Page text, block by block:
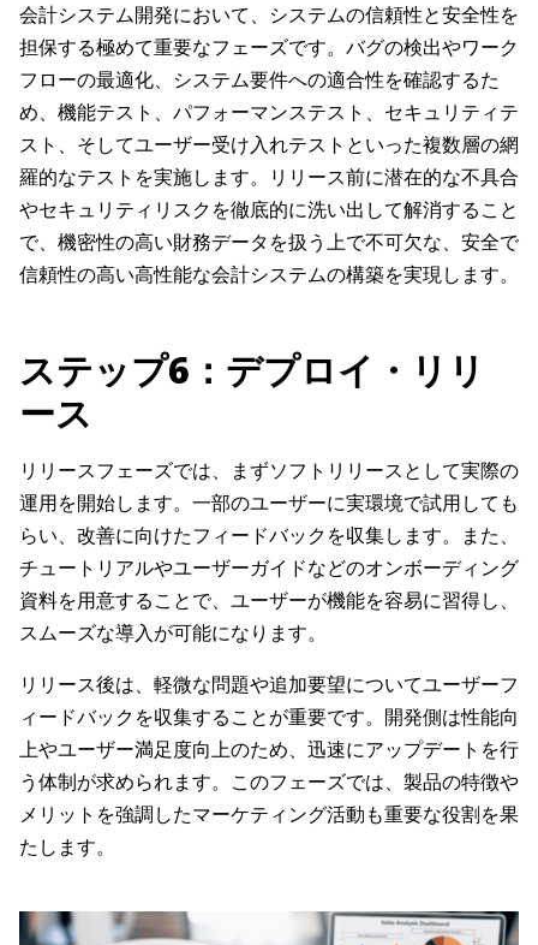
会計システム開発において、システムの信頼性と安全性を
担保する極めて重要なフェーズです。バグの検出やワーク
フローの最適化、システム要件への適合性を確認するた
め、機能テスト、パフォーマンステスト、セキュリティテ
スト、そしてユーザー受け入れテストといった複数層の網
羅的なテストを実施します。リリース前に潜在的な不具合
やセキュリティリスクを徹底的に洗い出して解消すること
で、機密性の高い財務データを扱う上で不可欠な、安全で
信頼性の高い高性能な会計システムの構築を実現します。
ステップ6：デプロイ・リリ
ース
リリースフェーズでは、まずソフトリリースとして実際の
運用を開始します。一部のユーザーに実環境で試用しても
らい、改善に向けたフィードバックを収集します。また、
チュートリアルやユーザーガイドなどのオンボーディング
資料を用意することで、ユーザーが機能を容易に習得し、
スムーズな導入が可能になります。
リリース後は、軽微な問題や追加要望についてユーザーフ
ィードバックを収集することが重要です。開発側は性能向
上やユーザー満足度向上のため、迅速にアップデートを行
う体制が求められます。このフェーズでは、製品の特徴や
メリットを強調したマーケティング活動も重要な役割を果
たします。